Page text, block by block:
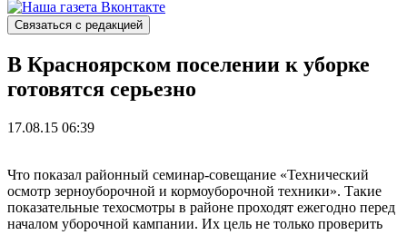
Связаться с редакцией
В Красноярском поселении к уборке
готовятся серьезно
17.08.15 06:39
Что показал районный семинар-совещание «Технический
осмотр зерноуборочной и кормоуборочной техники». Такие
показательные техосмотры в районе проходят ежегодно перед
началом уборочной кампании. Их цель не только проверить